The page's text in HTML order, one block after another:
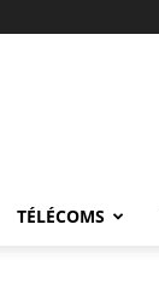
TÉLÉCOMS